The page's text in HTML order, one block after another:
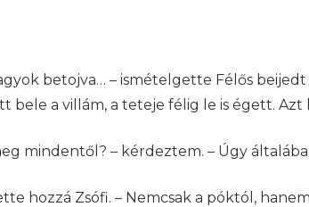
betojva… – ismételgette Félős
bele a villám, a teteje félig le is égett.
mindentől? – kérdeztem. – Úgy
hozzá Zsófi. – Nemcsak a póktól,